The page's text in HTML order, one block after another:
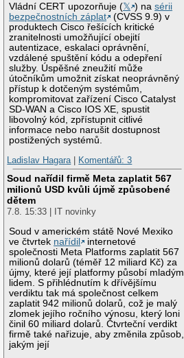
Vládní CERT upozorňuje (𝕏 ) nasérii
bezpečnostních záplat
(CVSS 9.9) v
produktech Cisco řešících kritické
zranitelnosti umožňující obejití
autentizace, eskalaci oprávnění,
vzdálené spuštění kódu a odepření
služby. Úspěšné zneužití může
útočníkům umožnit získat neoprávněný
přístup k dotčeným systémům,
kompromitovat zařízení Cisco Catalyst
SD-WAN a Cisco IOS XE, spustit
libovolný kód, zpřístupnit citlivé
informace nebo narušit dostupnost
postižených systémů.
Ladislav Hagara| Komentářů: 3
Soud nařídil firmě Meta zaplatit 567
milionů USD kvůli újmě způsobené
dětem
7.8. 15:33 | IT novinky
Soud v americkém státě Nové Mexiko
ve čtvrtek nařídil
internetové
společnosti Meta Platforms zaplatit 567
milionů dolarů (téměř 12 miliard Kč) za
újmy, které její platformy působí mladým
lidem. S přihlédnutím k dřívějšímu
verdiktu tak má společnost celkem
zaplatit 942 milionů dolarů, což je malý
zlomek jejího ročního výnosu, který loni
činil 60 miliard dolarů. Čtvrteční verdikt
firmě také nařizuje, aby změnila způsob,
jakým její